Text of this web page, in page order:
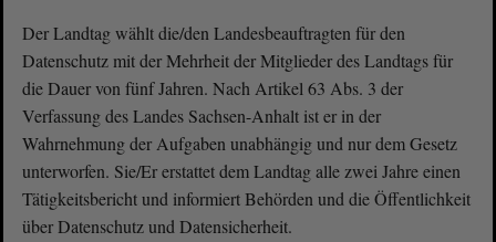
Der Landtag wählt die/den Landesbeauftragten für den
Datenschutz mit der Mehrheit der Mitglieder des Landtags für
die Dauer von fünf Jahren. Nach Artikel 63 Abs. 3 der
Verfassung des Landes Sachsen-Anhalt ist er in der
Wahrnehmung der Aufgaben unabhängig und nur dem Gesetz
unterworfen. Sie/Er erstattet dem Landtag alle zwei Jahre einen
Tätigkeitsbericht und informiert Behörden und die Öffentlichkeit
über Datenschutz und Datensicherheit.